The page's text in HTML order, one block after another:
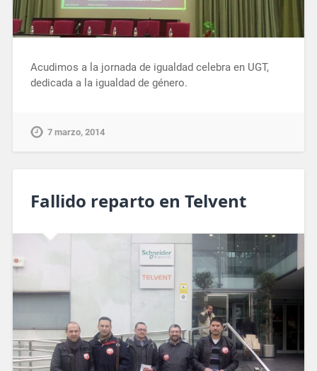
Acudimos a la jornada de igualdad celebra en UGT,
dedicada a la igualdad de género.
7 marzo, 2014
Fallido reparto en Telvent